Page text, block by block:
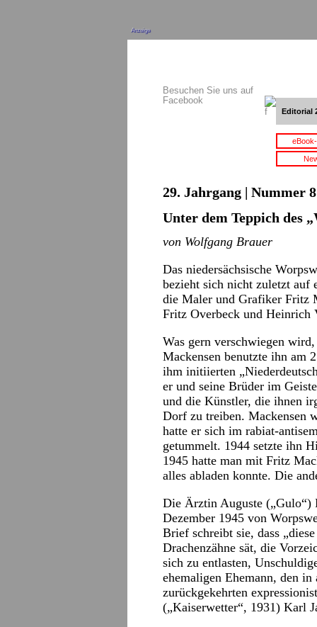
Anzeige
Besuchen Sie uns auf
Facebook
Editorial
29. Jahrgang | Nummer
Unter dem Teppich des
von Wolfgang Brauer
Das niedersächsische
bezieht sich nicht zuletzt auf
die Maler und Grafiker Fritz
Fritz Overbeck und Heinrich
Was gern verschwiegen
Mackensen benutzte ihn am
ihm initiierten
er und seine Brüder im
und die Künstler, die ihnen
Dorf zu treiben. Mackensen
hatte er sich im rabiat-
getummelt. 1944 setzte ihn
1945 hatte man mit Fritz
alles abladen konnte. Die
Die Ärztin Auguste
Dezember 1945 von
Brief schreibt sie, dass
Drachenzähne sät, die
sich zu entlasten,
ehemaligen Ehemann, den
zurückgekehrten
(„Kaiserwetter“, 1931) Karl